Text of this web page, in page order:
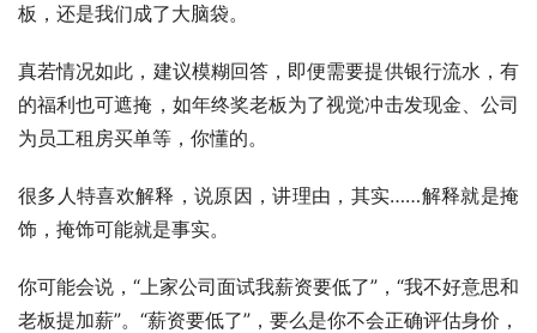
板，还是我们成了大脑袋。
真若情况如此，建议模糊回答，即便需要提供银行流水，有
的福利也可遮掩，如年终奖老板为了视觉冲击发现金、公司
为员工租房买单等，你懂的。
很多人特喜欢解释，说原因，讲理由，其实……解释就是掩
饰，掩饰可能就是事实。
你可能会说，“上家公司面试我薪资要低了”，“我不好意思和
老板提加薪”。“薪资要低了”，要么是你不会正确评估身价，